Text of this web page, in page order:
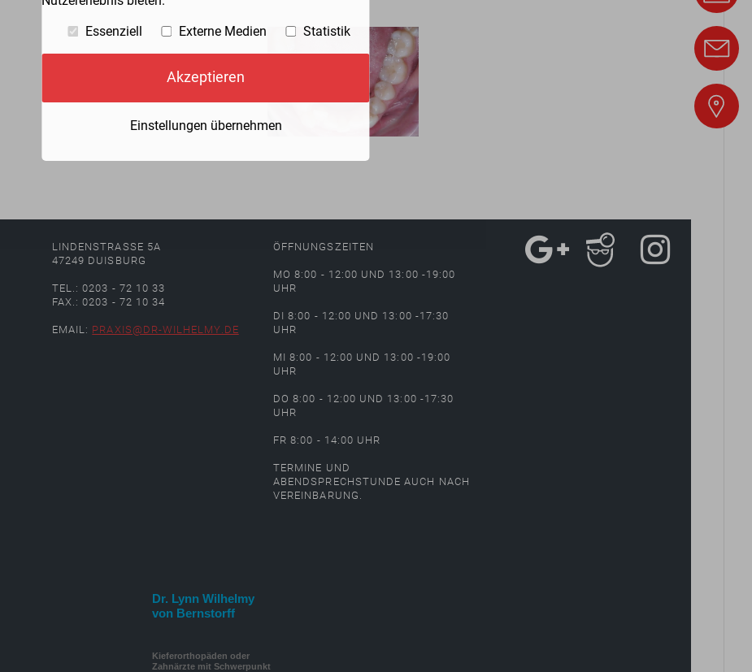
LINDENSTRASSE 5A
47249 DUISBURG
TEL.: 0203 - 72 10 33
FAX.: 0203 - 72 10 34
EMAIL: PRAXIS@DR-WILHELMY.DE
ÖFFNUNGSZEITEN
MO 8:00 - 12:00 UND 13:00 -19:00
UHR
DI 8:00 - 12:00 UND 13:00 -17:30
UHR
MI 8:00 - 12:00 UND 13:00 -19:00
UHR
DO 8:00 - 12:00 UND 13:00 -17:30
UHR
FR 8:00 - 14:00 UHR
TERMINE UND
ABENDSPRECHSTUNDE AUCH NACH
VEREINBARUNG.
Dr. Lynn Wilhelmy
von Bernstorff
Kieferorthopäden oder
Zahnärzte mit Schwerpunkt
Essenziell
Externe Medien Statistik
Akzeptieren
Einstellungen übernehmen